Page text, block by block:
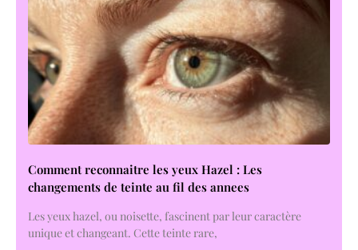
Comment reconnaitre les yeux Hazel : Les
changements de teinte au fil des annees
Les yeux hazel, ou noisette, fascinent par leur caractère
unique et changeant. Cette teinte rare,